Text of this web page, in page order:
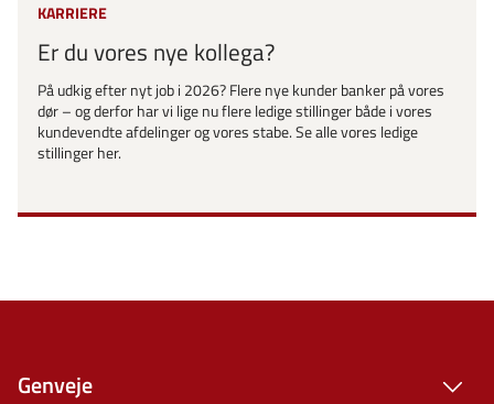
KARRIERE
Er du vores nye kollega?
På udkig efter nyt job i 2026? Flere nye kunder banker på vores
dør – og derfor har vi lige nu flere ledige stillinger både i vores
kundevendte afdelinger og vores stabe. Se alle vores ledige
stillinger her.
Genveje